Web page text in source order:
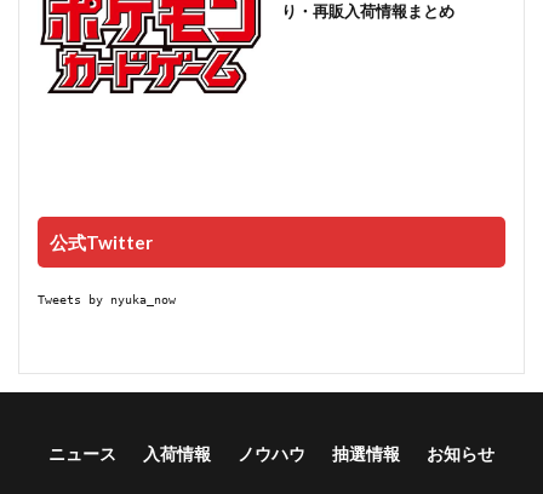
り・再販入荷情報まとめ
公式Twitter
Tweets by nyuka_now
ニュース 入荷情報 ノウハウ 抽選情報 お知らせ